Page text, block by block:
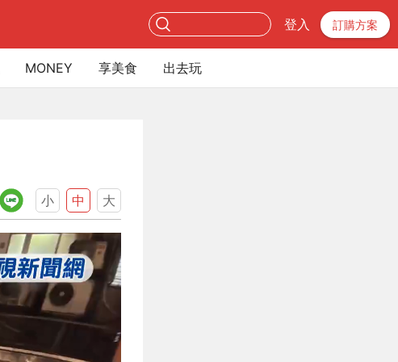
登入 訂購方案
MONEY 享美食 出去玩
小 中 大